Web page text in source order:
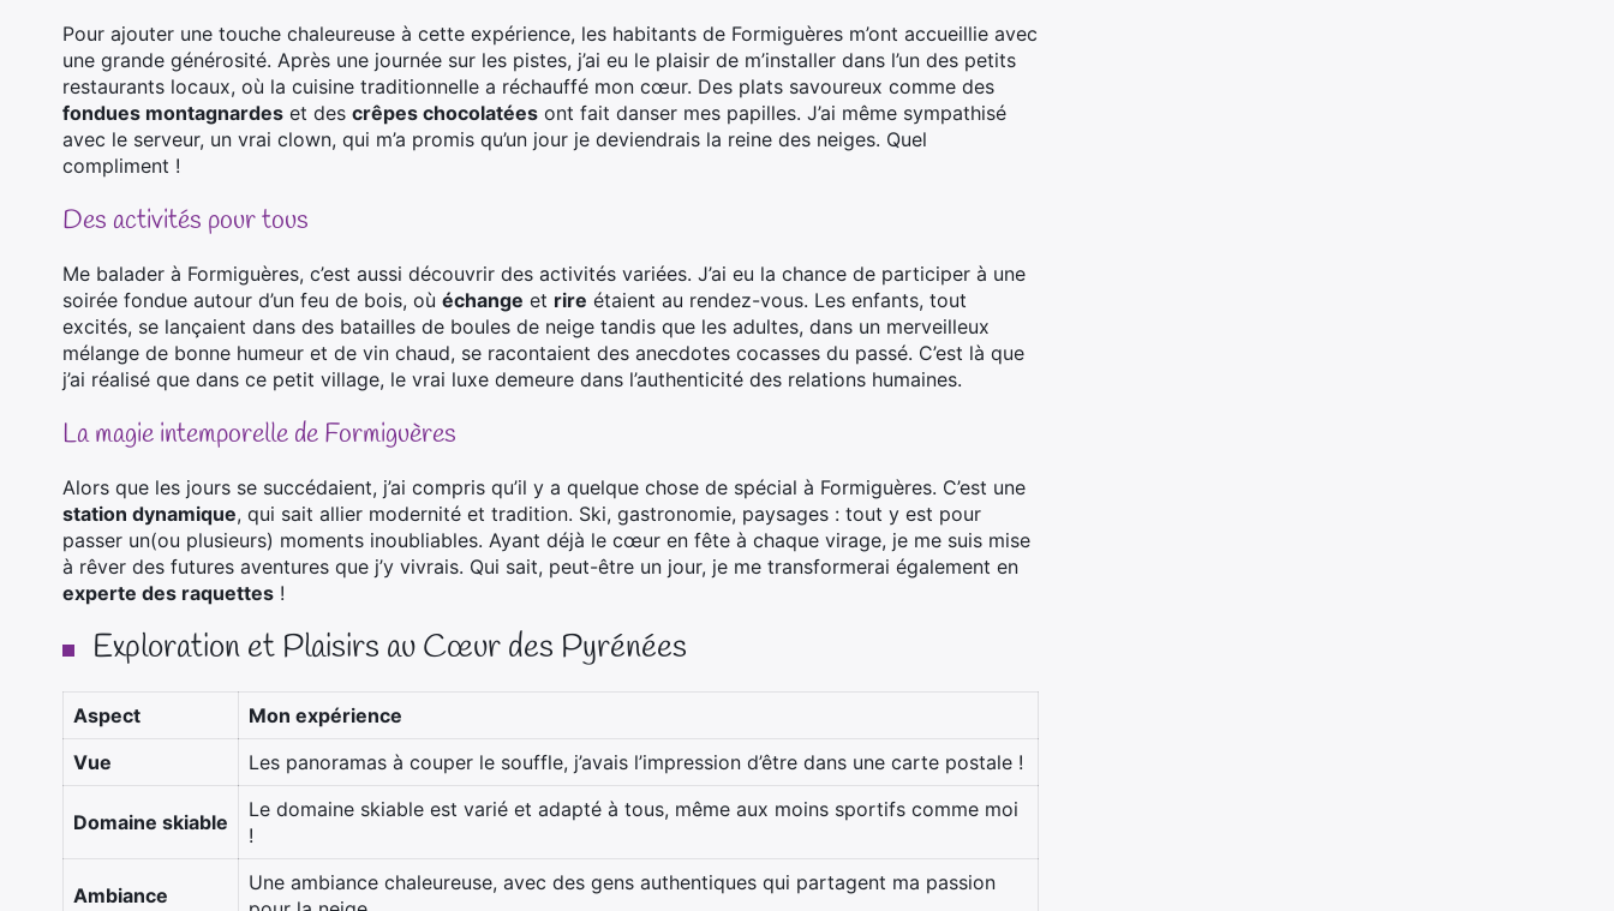
Pour ajouter une touche chaleureuse à cette expérience, les habitants de Formiguères m’ont accueillie avec
une grande générosité. Après une journée sur les pistes, j’ai eu le plaisir de m’installer dans l’un des petits
restaurants locaux, où la cuisine traditionnelle a réchauffé mon cœur. Des plats savoureux comme des
fondues montagnardes et des crêpes chocolatées ont fait danser mes papilles. J’ai même sympathisé
avec le serveur, un vrai clown, qui m’a promis qu’un jour je deviendrais la reine des neiges. Quel
compliment !
Des activités pour tous
Me balader à Formiguères, c’est aussi découvrir des activités variées. J’ai eu la chance de participer à une
soirée fondue autour d’un feu de bois, où échange et rire étaient au rendez-vous. Les enfants, tout
excités, se lançaient dans des batailles de boules de neige tandis que les adultes, dans un merveilleux
mélange de bonne humeur et de vin chaud, se racontaient des anecdotes cocasses du passé. C’est là que
j’ai réalisé que dans ce petit village, le vrai luxe demeure dans l’authenticité des relations humaines.
La magie intemporelle de Formiguères
Alors que les jours se succédaient, j’ai compris qu’il y a quelque chose de spécial à Formiguères. C’est une
station dynamique, qui sait allier modernité et tradition. Ski, gastronomie, paysages : tout y est pour
passer un(ou plusieurs) moments inoubliables. Ayant déjà le cœur en fête à chaque virage, je me suis mise
à rêver des futures aventures que j’y vivrais. Qui sait, peut-être un jour, je me transformerai également en
experte des raquettes !
Exploration et Plaisirs au Cœur des Pyrénées
Aspect
Mon expérience
Vue
Les panoramas à couper le souffle, j’avais l’impression d’être dans une carte postale !
Domaine skiable
Le domaine skiable est varié et adapté à tous, même aux moins sportifs comme moi
!
Ambiance
Une ambiance chaleureuse, avec des gens authentiques qui partagent ma passion